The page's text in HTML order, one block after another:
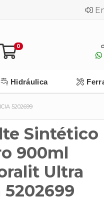
0
Hidráulica
5202699
Sintético
900ml
Ultra